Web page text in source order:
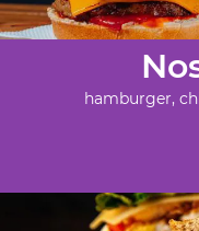
hamburger,